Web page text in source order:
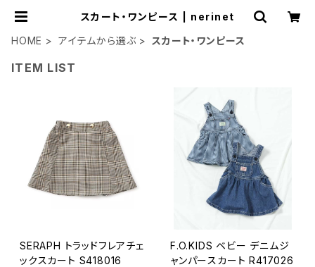
スカート・ワンピース | nerinet
HOME
アイテムから選ぶ スカート・ワンピース
ITEM LIST
SERAPH トラッドフレアチェ
ックスカート S418016
F.O.KIDS ベビー デニムジ
ャンパースカート R417026